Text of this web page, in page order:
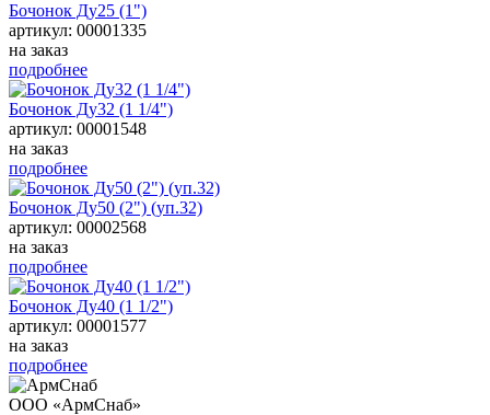
Бочонок Ду25 (1")
артикул: 00001335
на заказ
подробнее
Бочонок Ду32 (1 1/4")
артикул: 00001548
на заказ
подробнее
Бочонок Ду50 (2") (уп.32)
артикул: 00002568
на заказ
подробнее
Бочонок Ду40 (1 1/2")
артикул: 00001577
на заказ
подробнее
ООО «АрмСнаб»